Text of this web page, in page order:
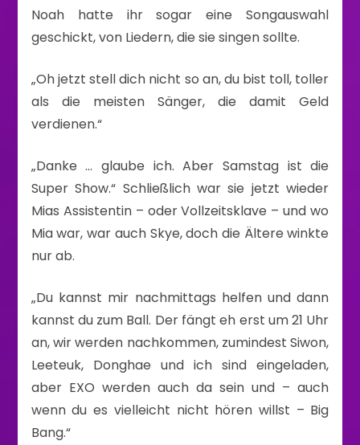
Noah hatte ihr sogar eine Songauswahl
geschickt, von Liedern, die sie singen sollte.
„Oh jetzt stell dich nicht so an, du bist toll, toller
als die meisten Sänger, die damit Geld
verdienen.“
„Danke … glaube ich. Aber Samstag ist die
Super Show.“ Schließlich war sie jetzt wieder
Mias Assistentin – oder Vollzeitsklave – und wo
Mia war, war auch Skye, doch die Ältere winkte
nur ab.
„Du kannst mir nachmittags helfen und dann
kannst du zum Ball. Der fängt eh erst um 21 Uhr
an, wir werden nachkommen, zumindest Siwon,
Leeteuk, Donghae und ich sind eingeladen,
aber EXO werden auch da sein und – auch
wenn du es vielleicht nicht hören willst – Big
Bang.“